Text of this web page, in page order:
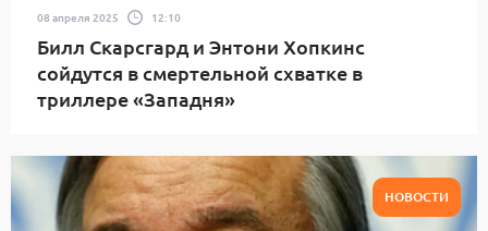
08 апреля 2025 12:10
Билл Скарсгард и Энтони Хопкинс
сойдутся в смертельной схватке в
триллере «Западня»
НОВОСТИ